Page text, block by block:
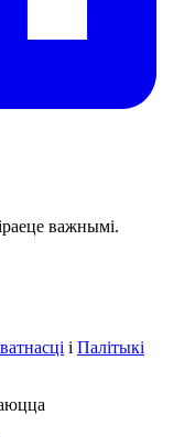
важнымі.
і Палітыкі